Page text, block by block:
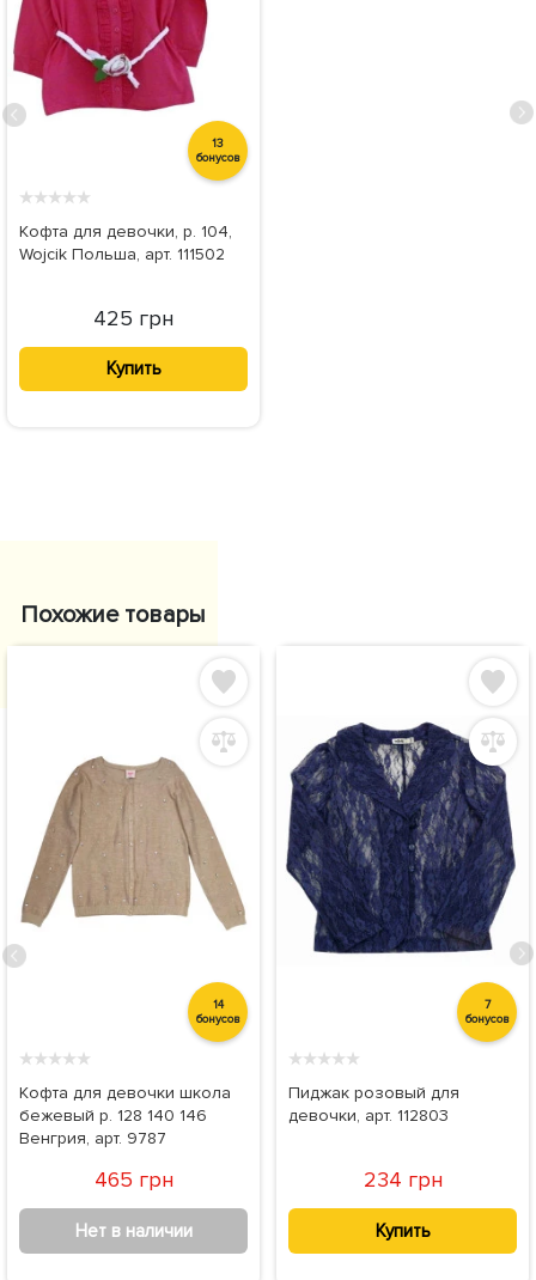
13
бонусов
★★★★★
Кофта для девочки, р. 104,
Wojcik Польша, арт. 111502
425 грн
Купить
Похожие товары
14
бонусов
★★★★★
Кофта для девочки школа
бежевый р. 128 140 146
Венгрия, арт. 9787
465 грн
Нет в наличии
7
бонусов
★★★★★
Пиджак розовый для
девочки, арт. 112803
234 грн
Купить